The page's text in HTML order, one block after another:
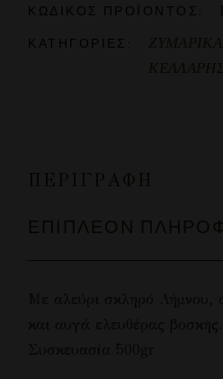
ΚΩΔΙΚΌΣ ΠΡΟΪΌΝΤΟΣ:
ΚΑΤΗΓΟΡΊΕΣ:
ΚΕΛΛΑΡΗΣ
ΠΕΡΙΓΡΑΦΉ
ΕΠΙΠΛΈΟΝ